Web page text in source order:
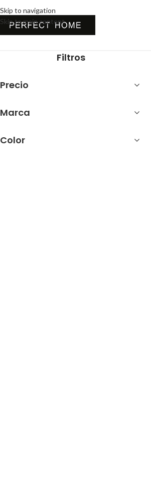
Skip to navigation
Skip to main content
Filtros
Precio
Marca
Color